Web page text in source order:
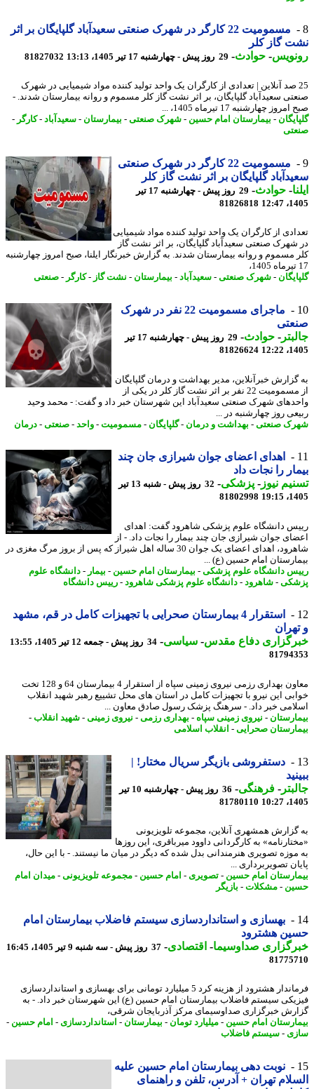
مسمومیت 22 کارگر در شهرک صنعتی سعیدآباد گلپایگان بر اثر
گاز کلر
-حوادث -29 روز پیش - چهارشنبه 17 تیر 1405، 13:13 81827032
صد آنلاین | تعدادی از کارگران یک واحد تولید کننده مواد شیمیایی در شهرک
سعیدآباد گلپایگان، بر اثر نشت گاز کلر مسموم و روانه بیمارستان شدند. -
چهارشنبه 17 تیرماه 1405، ...
-بیمارستان امام حسین-شهرک صنعتی-بیمارستان-سعیدآباد- کارگر-
مسمومیت 22 کارگر در شهرک صنعتی
گلپایگان بر اثر نشت گاز کلر
-حوادث -
29 روز پیش - چهارشنبه 17 تیر
81826818
از کارگران یک واحد تولید کننده مواد شیمیایی
صنعتی سعیدآباد گلپایگان، بر اثر نشت گاز
مسموم و روانه بیمارستان شدند. به گزارش خبرنگار ایلنا، صبح امروز چهارشنبه
-شهرک صنعتی-سعیدآباد- بیمارستان-نشت گاز-کارگر- صنعتی
ماجرای مسمومیت 22 نفر در شهرک
-حوادث -
29 روز پیش - چهارشنبه 17 تیر
81826624
خبرآنلاین، مدیر بهداشت و درمان گلپایگان
از مسمومیت 22 نفر بر اثر نشت گاز کلر در یکی از
شهرک صنعتی سعیدآباد این شهرستان خبر داد و گفت: - محمد وحید
روز چهارشنبه در ...
صنعتی-بهداشت و درمان -گلپایگان-مسمومیت-واحد-صنعتی-درمان
اهدای اعضای جوان شیرازی جان چند
را نجات داد
نیوز-پزشکی-
32 روز پیش - شنبه 13 تیر
81802998
دانشگاه علوم پزشکی شاهرود گفت: اهدای
جوان شیرازی جان چند بیمار را نجات داد. - از
شاهرود، اهدای اعضای یک جوان 30 ساله اهل شیراز که پس از بروز مرگ مغزی در
امام حسین (ع) ...
دانشگاه علوم پزشکی-بیمارستان امام حسین-بیمار-دانشگاه علوم
-شاهرود- دانشگاه علوم پزشکی شاهرود- رییس دانشگاه
استقرار 4 بیمارستان صحرایی با تجهیزات کامل در قم، مشهد
دفاع مقدس-سیاسی-34 روز پیش - جمعه 12 تیر 1405، 13:55
معاون بهداری رزمی نیروی زمینی سپاه از استقرار 4 بیمارستان 64 و 128 تخت
این نیرو با تجهیزات کامل در استان های محل تشییع رهبر شهید انقلاب
خبر داد. - سرهنگ پزشک رسول صادق معاون ...
-نیروی زمینی سپاه-بهداری رزمی -نیروی زمینی-شهید انقلاب-
صحرایی- انقلاب اسلامی
دستفروشی بازیگر سریال مختار! |
-فرهنگی-
36 روز پیش - چهارشنبه 10 تیر
81780110
همشهری آنلاین، مجموعه تلویزیونی
به کارگردانی داوود میرباقری، این روزها
تصویری هنرمندانی بدل شده که دیگر در میان ما نیستند. - با این حال،
تصویربرداری ...
امام حسین-تصویری- امام حسین-مجموعه تلویزیونی-میدان امام
-مشکلات-بازیگر
بهسازی و استانداردسازی سیستم فاضلاب بیمارستان امام
هشترود
صداوسیما-اقتصادی-37 روز پیش - سه شنبه 9 تیر 1405، 16:45
فرماندار هشترود از هزینه کرد 5 میلیارد تومانی برای بهسازی و استانداردسازی
سیستم فاضلاب بیمارستان امام حسین (ع) این شهرستان خبر داد. - به
خبرگزاری صداوسیمای مرکز آذربایجان شرقی،
امام حسین-میلیارد تومان-بیمارستان-استانداردسازی- امام حسین-
- سیستم فاضلاب
نوبت دهی بیمارستان امام حسین علیه
تهران + آدرس، تلفن و راهنمای